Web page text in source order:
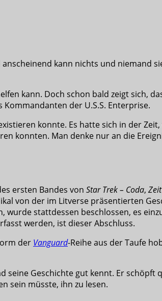
kann nichts und niemand
kann. Doch schon bald zeigt sich,
der U.S.S. Enterprise.
konnte. Es hatte sich in der Zeit,
konnten. Man denke nur an die
ersten Bandes von Star Trek – Coda,
von der im Litverse präsentierten
stattdessen beschlossen, es
werden, ist dieser Abschluss.
der Vanguard-Reihe aus der Taufe
seine Geschichte gut kennt. Er schöpft
sein müsste, ihn zu lesen.